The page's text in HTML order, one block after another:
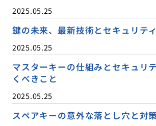
2025.05.25
鍵の未来、最新技術とセキュリテ
2025.05.25
マスターキーの仕組みとセキュリ
くべきこと
2025.05.25
スペアキーの意外な落とし穴と対策